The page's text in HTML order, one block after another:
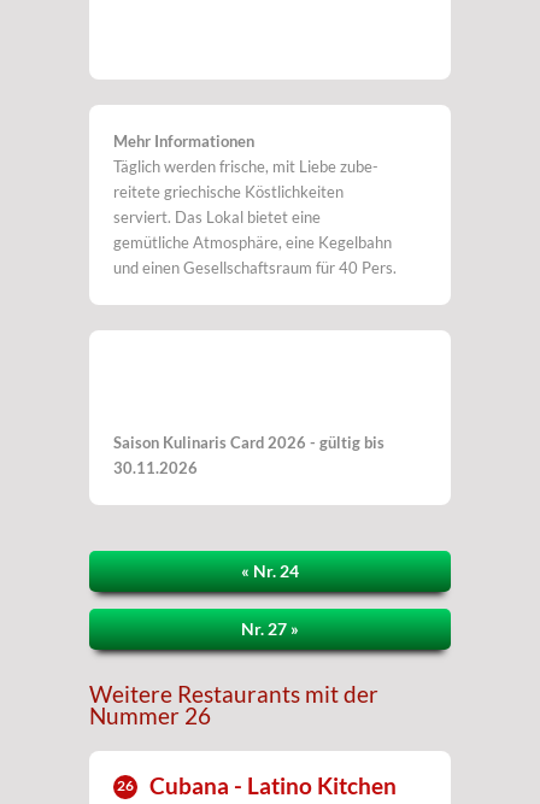
Mehr Informationen
Täglich werden frische, mit Liebe zube-
reitete griechische Köstlichkeiten
serviert. Das Lokal bietet eine
gemütliche Atmosphäre, eine Kegelbahn
und einen Gesellschaftsraum für 40 Pers.
Saison Kulinaris Card 2026 - gültig bis
30.11.2026
« Nr. 24
Nr. 27 »
Weitere Restaurants mit der
Nummer 26
26 Cubana - Latino Kitchen